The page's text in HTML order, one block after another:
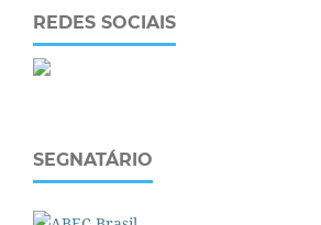
REDES SOCIAIS
SEGNATÁRIO